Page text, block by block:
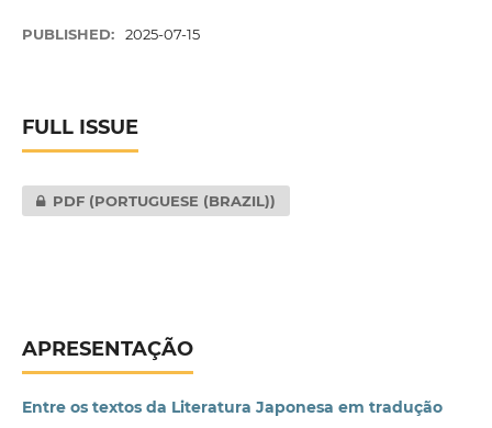
PUBLISHED: 2025-07-15
FULL ISSUE
PDF (PORTUGUESE (BRAZIL))
APRESENTAÇÃO
Entre os textos da Literatura Japonesa em tradução